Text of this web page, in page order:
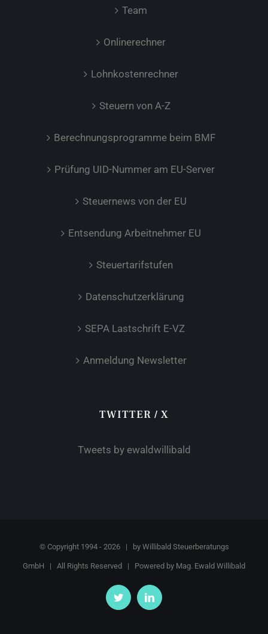
Team
Onlinerechner
Lohnkostenrechner
Steuern von A-Z
Berechnungsprogramme beim BMF
Prüfung UID-Nummer am EU-Server
Steuernews von der EU
Entsendung Arbeitnehmer EU
Steuertarifstufen
Datenschutzerklärung
SEPA Lastschrift E-VZ
Anmeldung Newsletter
TWITTER / X
Tweets by ewaldwillibald
© Copyright 1994 - 2026 | by Willibald Steuerberatungs
GmbH | All Rights Reserved | Powered by Mag. Ewald Willibald
Twitter LinkedIn